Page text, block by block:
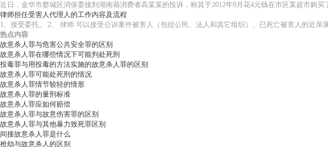
近日，金华市婺城区消保委接到湖南藉消费者高某某的投诉，称其于2012年9月花4元钱在市区某超市购
律师担任受害人代理人的工作内容及流程
1、接受委托。 2、 律师 可以接受公诉案件被害人（包括公民、法人和其它组织）、已死亡被害人的近
热点内容
故意杀人罪与危害公共安全罪的区别
故意杀人罪在哪些情况下可能判处死刑
投毒罪与用投毒的方法实施的故意杀人罪的区别
故意杀人罪可能处死刑的情况
故意杀人罪情节较轻的情形
故意杀人罪的量刑标准
故意杀人罪应如何赔偿
故意杀人罪与故意伤害罪的区别
故意杀人罪与其他暴力致死罪区别
间接故意杀人罪是什么
抢劫与故意杀人的区别